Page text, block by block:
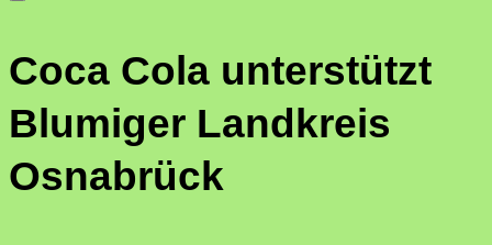
Coca Cola unterstützt
Blumiger Landkreis
Osnabrück